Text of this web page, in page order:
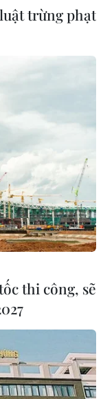
điều tra
xoa dịu những
Nga liên quan
trừng phạt
thi công, sẽ